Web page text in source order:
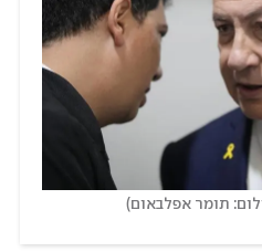
תומר אפלבאום )